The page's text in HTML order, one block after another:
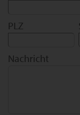
PLZ
Nachricht